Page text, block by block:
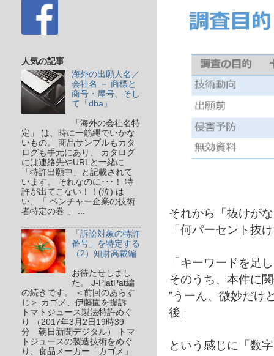
それから「抜けが
「何パーセント抜
「キーワードを足
そのうち、本件に
”うーん、微妙だけ
後」
という感じに「数
人気の記事
海外の出願人名／
会社名 － 商標と
商号・屋号、そし
て「dba」
「海外の会社名特
定」 は、時に一筋縄でいかな
いもの。 商品サンプルもカタ
ログも手元にあり、 カタログ
には連絡先やURLと一緒に
「特許出願中」と記載されて
います。 それなのに･･･！ 特
許が出てこない！！(泣) は
い、「 ベンチャー企業の技術
者特定の巻 」 ...
「訴訟対象の特許
番号」を特定する
（2）知財高裁編
お待たせしまし
た。 J-PlatPat編
の続きです。 ＜前回のあらす
じ＞ カゴメ、伊藤園を提訴
トマトジュース製法特許めぐ
り （2017年3月2日19時39
分 朝日新聞デジタル） トマ
トジュースの製造技術をめぐ
り、食品メーカー「カゴメ」